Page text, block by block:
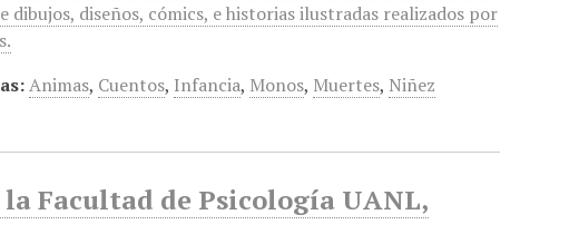
dibujos, diseños, cómics, e historias ilustradas realizados por
Animas, Cuentos, Infancia, Monos, Muertes, Niñez
Facultad de Psicología UANL,